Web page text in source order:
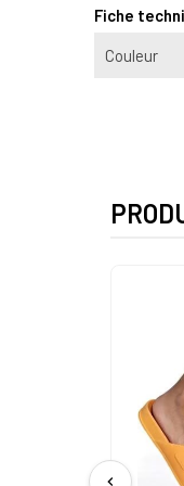
Fiche
Couleur
chevron_left